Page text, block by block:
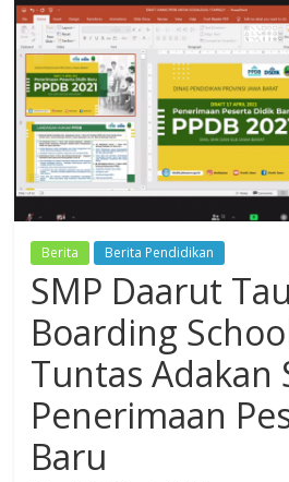
Dzikir,
Fikir,
Ikhtiar
Berita Berita Pendidikan
SMP Daarut
Boarding
Tuntas Adakan
Penerimaan
Baru